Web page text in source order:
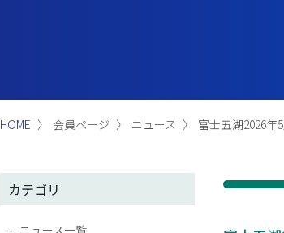
HOME 会員ページ ニュース 富士五湖2026年
カテゴリ
ニュース一覧